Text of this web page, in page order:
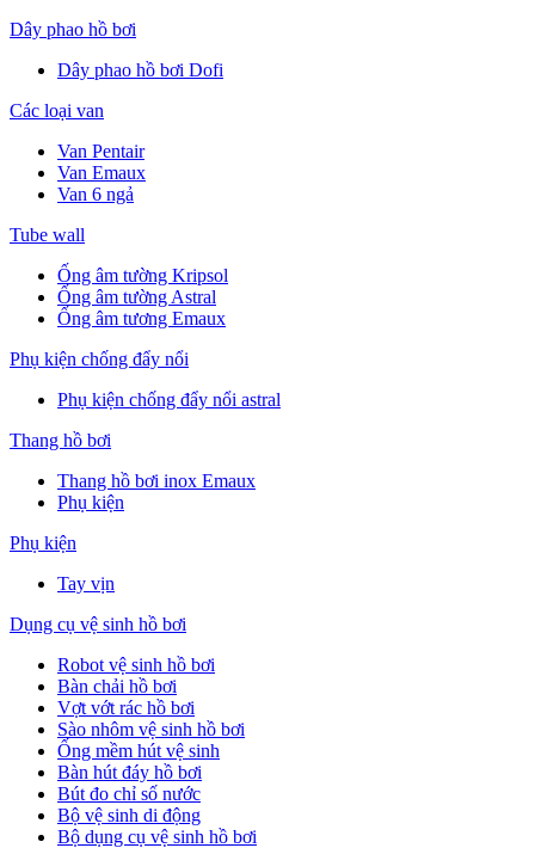
Dây phao hồ bơi
Dây phao hồ bơi Dofi
Các loại van
Van Pentair
Van Emaux
Van 6 ngả
Tube wall
Ống âm tường Kripsol
Ống âm tường Astral
Ống âm tương Emaux
Phụ kiện chống đẩy nổi
Phụ kiện chống đẩy nổi astral
Thang hồ bơi
Thang hồ bơi inox Emaux
Phụ kiện
Phụ kiện
Tay vịn
Dụng cụ vệ sinh hồ bơi
Robot vệ sinh hồ bơi
Bàn chải hồ bơi
Vợt vớt rác hồ bơi
Sào nhôm vệ sinh hồ bơi
Ống mềm hút vệ sinh
Bàn hút đáy hồ bơi
Bút đo chỉ số nước
Bộ vệ sinh di động
Bộ dụng cụ vệ sinh hồ bơi